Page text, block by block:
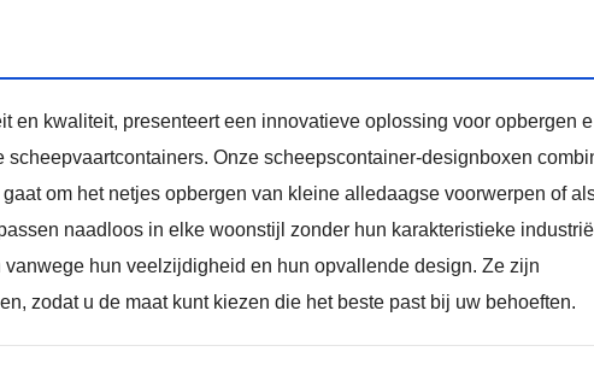
en kwaliteit, presenteert een innovatieve oplossing voor opbergen
Onze scheepscontainer-designboxen
om het netjes opbergen van kleine alledaagse voorwerpen of
naadloos in elke woonstijl zonder hun karakteristieke
hun veelzijdigheid en hun opvallende design. Ze zijn
zodat u de maat kunt kiezen die het beste past bij uw behoeften.